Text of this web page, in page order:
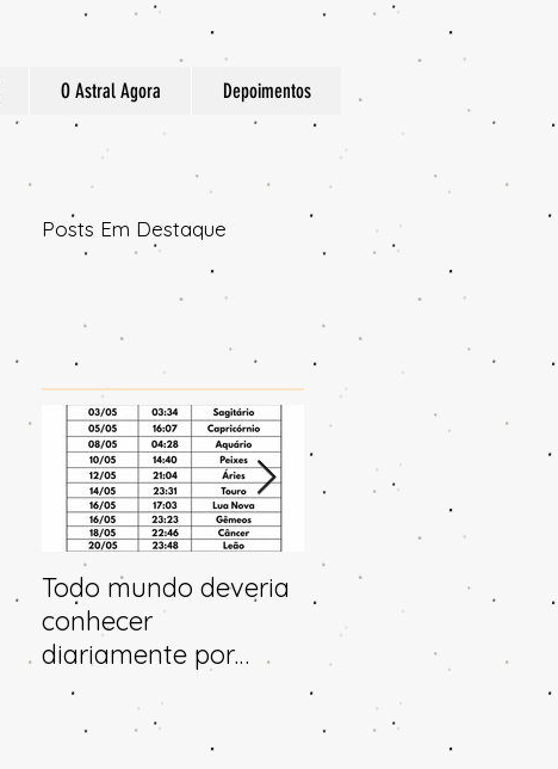
O Astral Agora Depoimentos
Posts Em Destaque
Todo mundo deveria
conhecer
diariamente por
aonde a lua transita
no céu
Horóscopo e
previsões para 2025